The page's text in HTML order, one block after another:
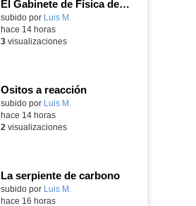
El Gabinete de Física del IES Enrique Tierno Galván de Parla (Curso 25-26)
Contenido educativo.
subido por Luis M.
hace 14 horas
3visualizaciones
Ositos a reacción
Contenido educativo.
subido por Luis M.
hace 14 horas
2 visualizaciones
La serpiente de carbono
Contenido educativo.
subido por Luis M.
hace 16 horas